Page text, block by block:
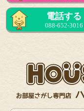
電話する
088-652-3016